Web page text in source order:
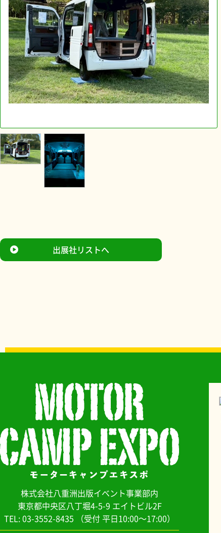
出展社リストへ
株式会社八重洲出版イベント事業部内
東京都中央区八丁堀4-5-9 エイトビル2F
TEL: 03-3552-8435 （受付 平日10:00～17:00）